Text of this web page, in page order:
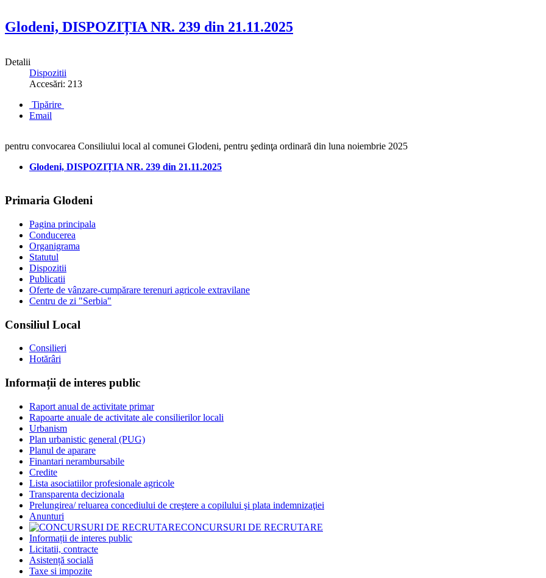
Glodeni, DISPOZIȚIA NR. 239 din 21.11.2025
Detalii
Dispozitii
Accesări: 213
Tipărire
Email
pentru convocarea Consiliului local al comunei Glodeni, pentru şedinţa ordinară din luna noiembrie 2025
Glodeni, DISPOZIȚIA NR. 239 din 21.11.2025
Primaria Glodeni
Pagina principala
Conducerea
Organigrama
Statutul
Dispozitii
Publicatii
Oferte de vânzare-cumpărare terenuri agricole extravilane
Centru de zi "Serbia"
Consiliul Local
Consilieri
Hotărâri
Informații de interes public
Raport anual de activitate primar
Rapoarte anuale de activitate ale consilierilor locali
Urbanism
Plan urbanistic general (PUG)
Planul de aparare
Finantari nerambursabile
Credite
Lista asociatiilor profesionale agricole
Transparenta decizionala
Prelungirea/ reluarea concediului de creştere a copilului şi plata indemnizaţiei
Anunturi
CONCURSURI DE RECRUTARE
Informații de interes public
Licitatii, contracte
Asistență socială
Taxe si impozite